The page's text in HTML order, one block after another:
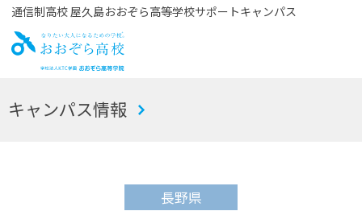
通信制高校 屋久島おおぞら高等学校サポートキャンパス
お
キャンパス情報
長野県